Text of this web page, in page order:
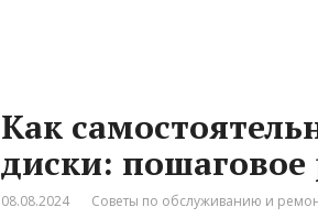
Как
диски: пошаговое
08.08.2024 Советы по обслуживанию и